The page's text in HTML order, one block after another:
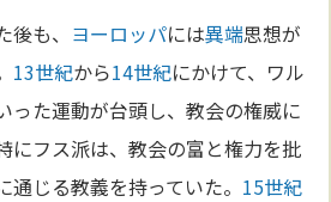
も、 ヨーロッパには異端思想が
13世紀から14世紀にかけて、ワル
った運動が台頭し、教会の権威に
にフス派は、教会の富と権力を批
じる教義を持っていた。 15世紀